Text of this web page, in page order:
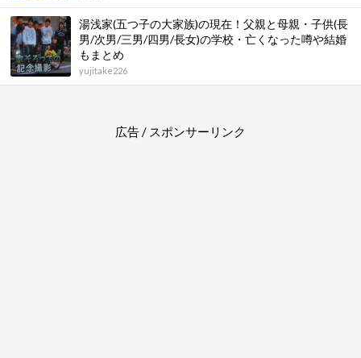
湯浅家(五つ子の大家族)の現在！父親と母親・子供(長
男/次男/三男/四男/長女)の学校・亡くなった噂や結婚
もまとめ
yujitake226
広告 / スポンサーリンク